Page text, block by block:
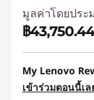
มูลค่าโดยปร
฿43,750.44
ประหยัดทัน
ใช้
My Lenovo
เข้าร่วมตอนนี้เล